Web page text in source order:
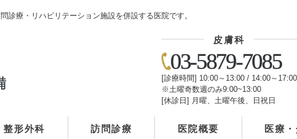
診療・リハビリテーション施設を併設する医院です。
皮膚科
03-5879-7085
[診療時間] 10:00～13:00 / 14:00～17:00
※土曜奇数週のみ9:00~13:00
[休診日] 月曜、土曜午後、日祝日
整形外科 訪問診療 医院概要 医療